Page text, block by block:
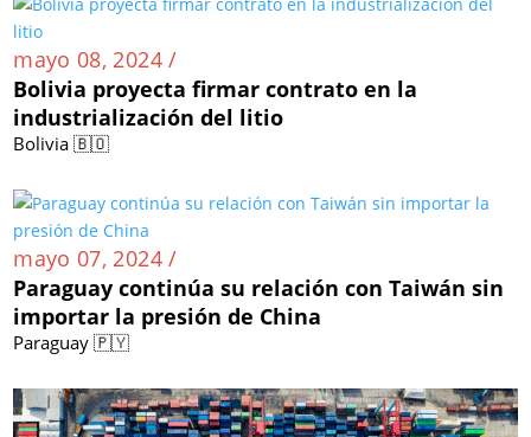
mayo 08, 2024 /
Bolivia proyecta firmar contrato en la
industrialización del litio
Bolivia 🇧🇴
mayo 07, 2024 /
Paraguay continúa su relación con Taiwán sin
importar la presión de China
Paraguay 🇵🇾